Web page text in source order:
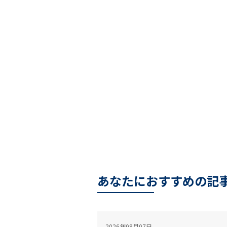
あなたにおすすめの記